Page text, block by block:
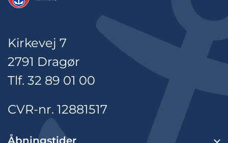
Kirkevej 7
2791 Dragør
Tlf. 32 89 01 00
CVR-nr. 12881517
Åbningstider